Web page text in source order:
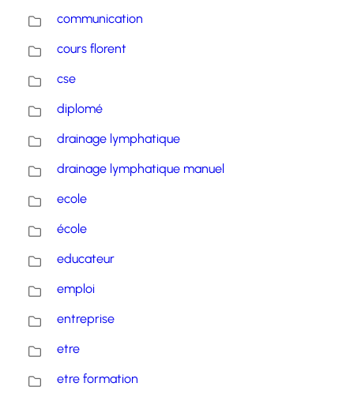
communication
cours florent
cse
diplomé
drainage lymphatique
drainage lymphatique manuel
ecole
école
educateur
emploi
entreprise
etre
etre formation